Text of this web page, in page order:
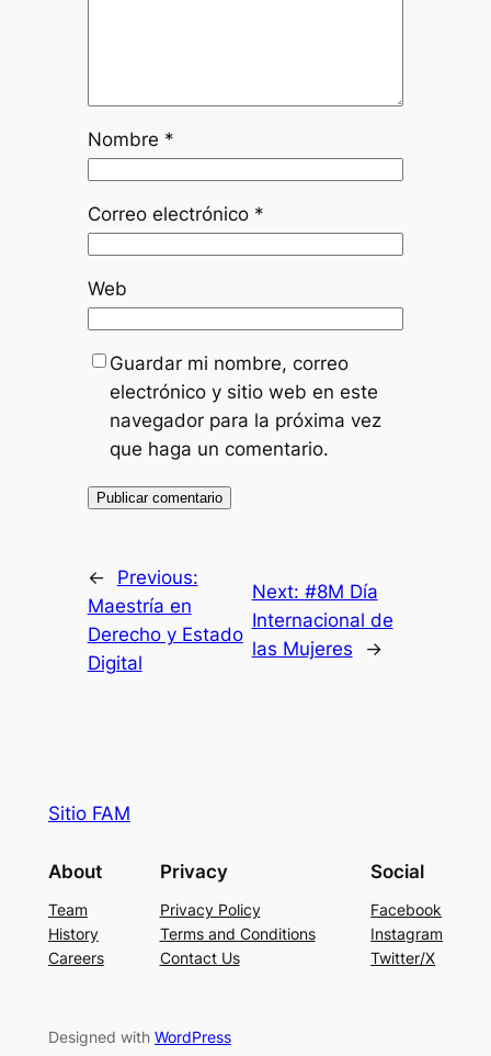
Nombre *
Correo electrónico *
Web
Guardar mi nombre, correo
electrónico y sitio web en este
navegador para la próxima vez
que haga un comentario.
←
Previous:
Maestría en
Derecho y Estado
Digital
Next: #8M Día
Internacional de
las Mujeres
→
Sitio FAM
About
Team
History
Careers
Privacy
Privacy Policy
Terms and Conditions
Contact Us
Social
Facebook
Instagram
Twitter/X
Designed with WordPress